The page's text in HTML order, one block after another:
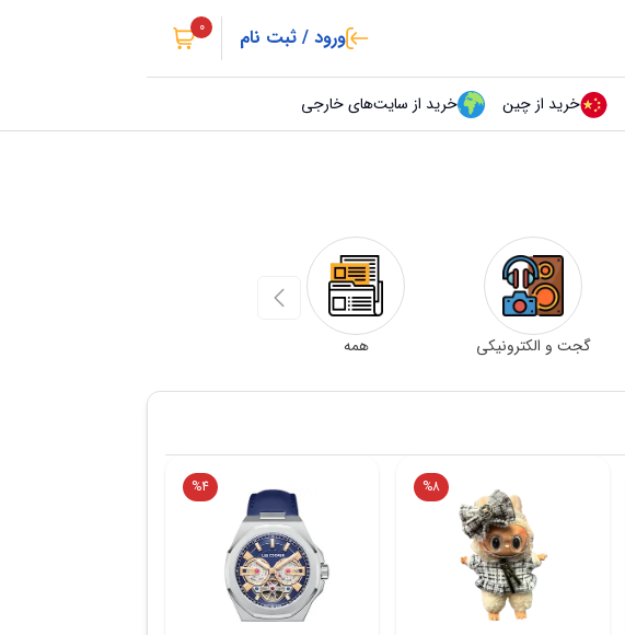
ورود / ثبت نام 0
خرید از چین خرید از سایت‌های خارجی
همه گجت و الکترونیکی
Previous slide
%8
%4